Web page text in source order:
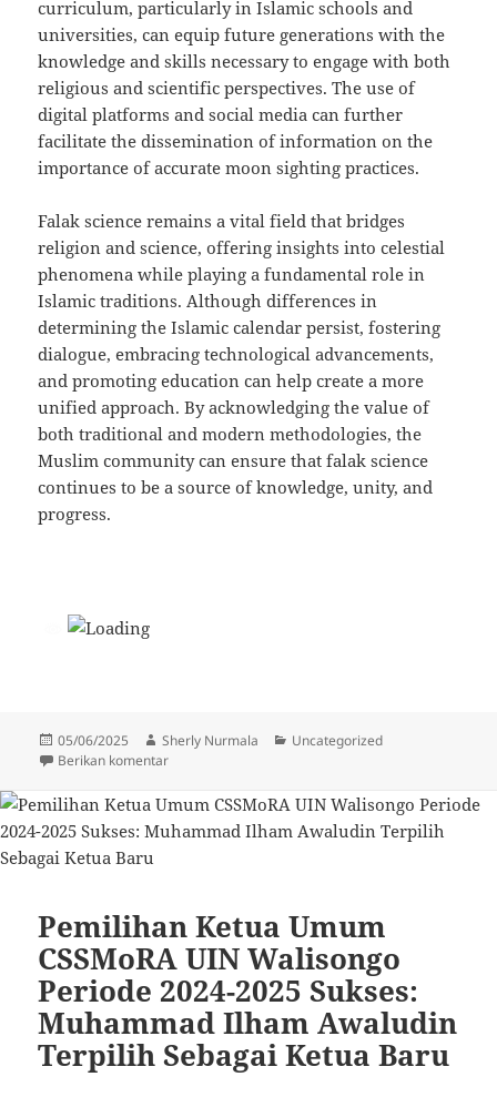
curriculum, particularly in Islamic schools and
universities, can equip future generations with the
knowledge and skills necessary to engage with both
religious and scientific perspectives. The use of
digital platforms and social media can further
facilitate the dissemination of information on the
importance of accurate moon sighting practices.
Falak science remains a vital field that bridges
religion and science, offering insights into celestial
phenomena while playing a fundamental role in
Islamic traditions. Although differences in
determining the Islamic calendar persist, fostering
dialogue, embracing technological advancements,
and promoting education can help create a more
unified approach. By acknowledging the value of
both traditional and modern methodologies, the
Muslim community can ensure that falak science
continues to be a source of knowledge, unity, and
progress.
Diposkan
pada
05/06/2025 Penulis
Sherly Nurmala Kategori
Uncategorized
Berikan komentaruntuk Unveiling the Mystery of Falak Science in
Pemilihan Ketua Umum
CSSMoRA UIN Walisongo
Periode 2024-2025 Sukses:
Muhammad Ilham Awaludin
Terpilih Sebagai Ketua Baru